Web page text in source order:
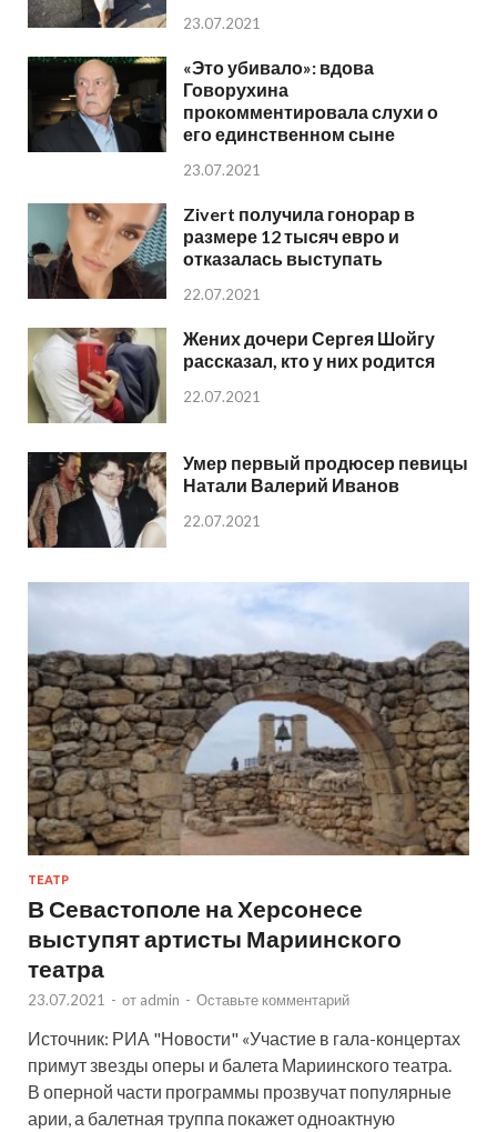
23.07.2021
«Это убивало»: вдова
Говорухина
прокомментировала слухи о
его единственном сыне
23.07.2021
Zivert получила гонорар в
размере 12 тысяч евро и
отказалась выступать
22.07.2021
Жених дочери Сергея Шойгу
рассказал, кто у них родится
22.07.2021
Умер первый продюсер певицы
Натали Валерий Иванов
22.07.2021
ТЕАТР
В Севастополе на Херсонесе
выступят артисты Мариинского
театра
23.07.2021 - от admin - Оставьте комментарий
Источник: РИА "Новости" «Участие в гала-концертах
примут звезды оперы и балета Мариинского театра.
В оперной части программы прозвучат популярные
арии, а балетная труппа покажет одноактную